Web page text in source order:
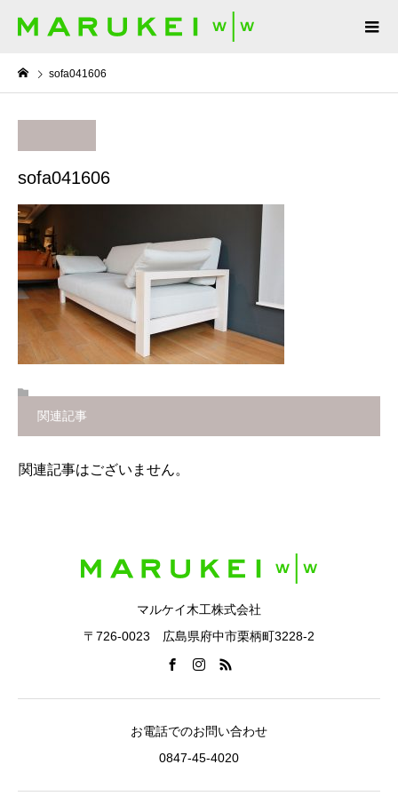
sofa041606
sofa041606
関連記事
関連記事はございません。
マルケイ木工株式会社
〒726-0023 広島県府中市栗柄町3228-2
お電話でのお問い合わせ
0847-45-4020